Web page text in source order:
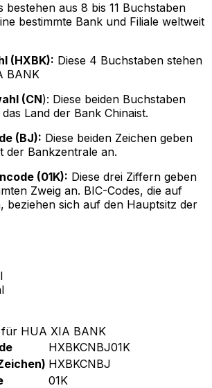
bestehen aus 8 bis 11 Buchstaben
bestimmte Bank und Filiale weltweit
(HXBK): Diese 4 Buchstaben stehen
BANK
(CN): Diese beiden Buchstaben
Land der Bank Chinaist.
(BJ): Diese beiden Zeichen geben
der Bankzentrale an.
(01K): Diese drei Ziffern geben
Zweig an. BIC-Codes, die auf
beziehen sich auf den Hauptsitz der
für HUA XIA BANK
HXBKCNBJ01K
HXBKCNBJ
01K